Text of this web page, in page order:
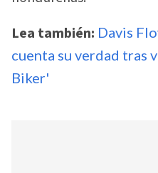
Lea también: Davis
cuenta su verdad tras
Biker'